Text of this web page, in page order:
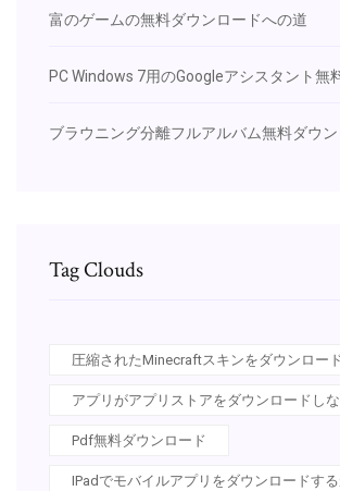
富のゲームの無料ダウンロードへの道
PC Windows 7用のGoogleアシスタント無
ブラウニング分離フルアルバム無料ダウン
Tag Clouds
圧縮されたMinecraftスキンをダウンロー
アプリがアプリストアをダウンロードし
Pdf無料ダウンロード
IPadでモバイルアプリをダウンロードす